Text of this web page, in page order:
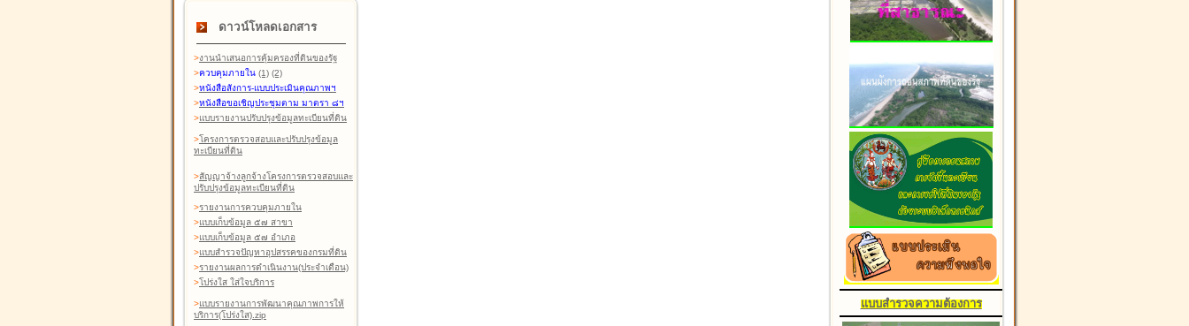
ดาวน์โหลดเอกสาร
>งานนำเสนอการคุ้มครองที่ดินของรัฐ
>ควบคุมภายใน (1) (2)
>หนังสือสังการ-แบบประเมินคุณภาพฯ
>หนังสือขอเชิญประชุมตาม มาตรา ๘ฯ
>แบบรายงานปรับปรุงข้อมูลทะเบียนที่ดิน
>โครงการตรวจสอบและปรับปรุงข้อมูล
ทะเบียนที่ดิน
>สัญญาจ้างลูกจ้างโครงการตรวจสอบและ
ปรับปรุงข้อมูลทะเบียนที่ดิน
>รายงานการควบคุมภายใน
>แบบเก็บข้อมูล ๕๗ สาขา
>แบบเก็บข้อมูล ๕๗ อำเภอ
>แบบสำรวจปัญหาอุปสรรคของกรมที่ดิน
>รายงานผลการดำเนินงาน(ประจำเดือน)
>โปร่งใส ใส่ใจบริการ
>แบบรายงานการพัฒนาคุณภาพการให้
บริการ(โปร่งใส).zip
แบบสำรวจความต้องการ